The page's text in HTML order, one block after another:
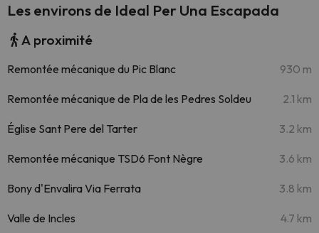
Les environs de Ideal Per Una Escapada
A proximité
Remontée mécanique du Pic Blanc 930 m
Remontée mécanique de Pla de les Pedres Soldeu 2.1 km
Église Sant Pere del Tarter 3.2 km
Remontée mécanique TSD6 Font Nègre 3.6 km
Bony d'Envalira Via Ferrata 3.8 km
Valle de Incles 4.7 km